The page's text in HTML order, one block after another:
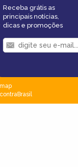
Receba grátis as
principais notícias,
dicas e promoções